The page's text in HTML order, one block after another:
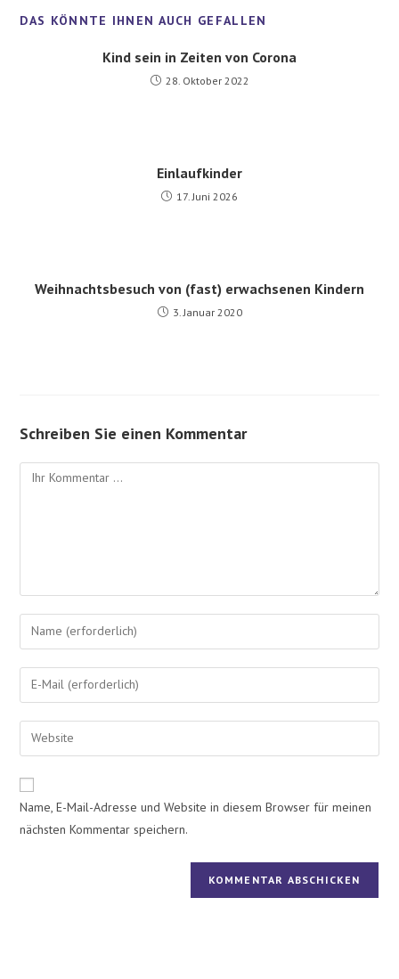
Kind sein in Zeiten von Corona
28. Oktober 2022
Einlaufkinder
17. Juni 2026
Weihnachtsbesuch von (fast) erwachsenen Kindern
3. Januar 2020
Schreiben Sie einen Kommentar
Name, E-Mail-Adresse und Website in diesem Browser für meinen
nächsten Kommentar speichern.